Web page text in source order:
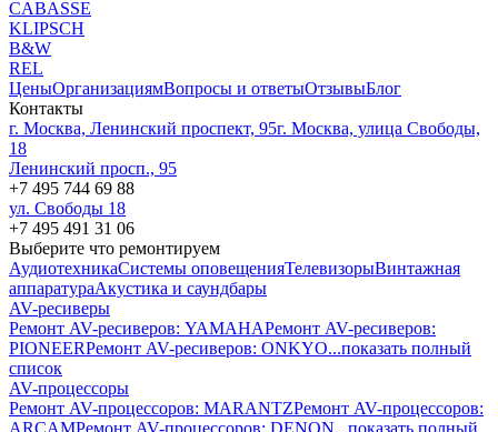
CABASSE
KLIPSCH
B&W
REL
ЦеныОрганизациямВопросы и ответыОтзывыБлог
Контакты
г. Москва, Ленинский проспект, 95г. Москва, улица Свободы,
18
Ленинский просп., 95
+7 495 744 69 88
ул. Свободы 18
+7 495 491 31 06
Выберите что ремонтируем
АудиотехникаСистемы оповещенияТелевизорыВинтажная
аппаратураАкустика и саундбары
AV-ресиверы
Ремонт AV-реcиверов: YAMAHAРемонт AV-реcиверов:
PIONEERРемонт AV-реcиверов: ONKYO...показать полный
список
AV-процессоры
Ремонт AV-процессоров: MARANTZРемонт AV-процессоров:
ARCAMРемонт AV-процессоров: DENON...показать полный